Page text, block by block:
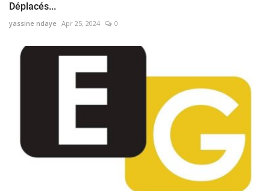
Déplacés...
yassine ndaye Apr 25, 2024 0